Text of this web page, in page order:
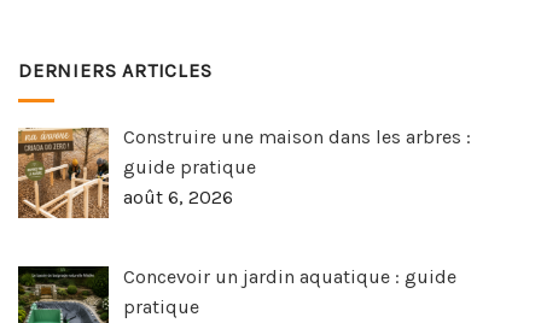
DERNIERS ARTICLES
Construire une maison dans les arbres :
guide pratique
août 6, 2026
Concevoir un jardin aquatique : guide
pratique